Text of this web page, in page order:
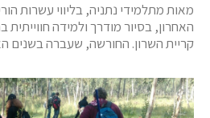
מאות מתלמידי נתניה, בליווי עשרות
האחרון, בסיור מודרך ולמידה
קריית השרון. החורשה, שעברה בשנים